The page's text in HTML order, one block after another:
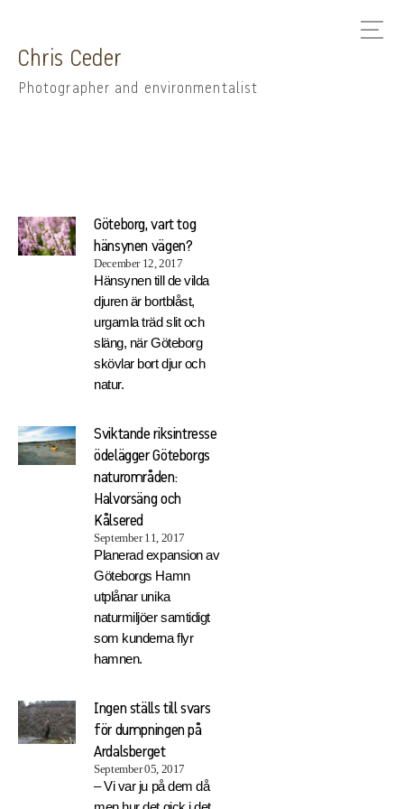
Chris Ceder
Photographer and environmentalist
Göteborg, vart tog
hänsynen vägen?
December 12, 2017
Hänsynen till de vilda
djuren är bortblåst,
urgamla träd slit och
släng, när Göteborg
skövlar bort djur och
natur.
Sviktande riksintresse
ödelägger Göteborgs
naturområden:
Halvorsäng och
Kålsered
September 11, 2017
Planerad expansion av
Göteborgs Hamn
utplånar unika
naturmiljöer samtidigt
som kunderna flyr
hamnen.
Ingen ställs till svars
för dumpningen på
Ardalsberget
September 05, 2017
– Vi var ju på dem då